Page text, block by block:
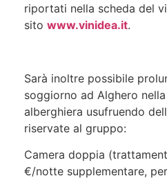
riportati nella scheda del
sito www.vinidea.it.
Sarà inoltre possibile
soggiorno ad Alghero
alberghiera usufruendo
riservate al gruppo:
Camera doppia
€/notte supplementare,